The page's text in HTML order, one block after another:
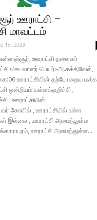
ஊராட்சி –
மாவட்டம்
18, 2023
ஊராட்சி தலைவர்
செயலாளர் பெயர்:-அ.சக்திவேல்,
ஊராட்சியின் தற்போதைய
ஒன்றியம்:கள்ளக்குறிச்சி ,
, ஊராட்சியின்
கோயில் , ஊராட்சியில் உள்ள
, ஊராட்சி அமைந்துள்ள
ஊராட்சி அமைந்துள்ள...